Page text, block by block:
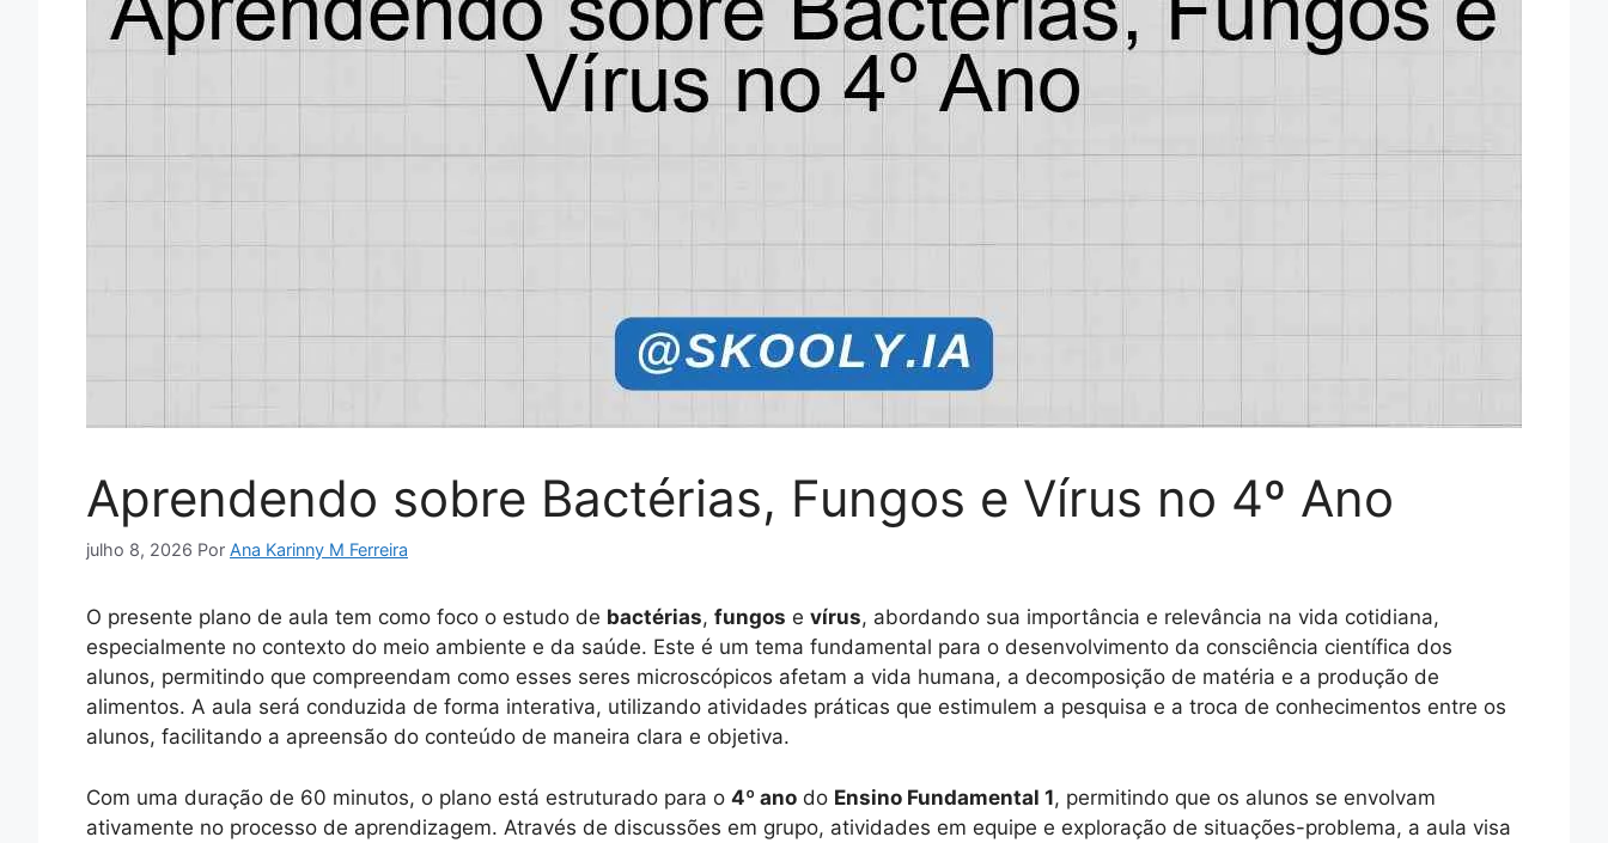
Aprendendo sobre Bactérias, Fungos e Vírus no 4º Ano
julho 8, 2026 Por Ana Karinny M Ferreira
O presente plano de aula tem como foco o estudo de bactérias, fungos e vírus, abordando sua importância e relevância na vida cotidiana,
especialmente no contexto do meio ambiente e da saúde. Este é um tema fundamental para o desenvolvimento da consciência científica dos
alunos, permitindo que compreendam como esses seres microscópicos afetam a vida humana, a decomposição de matéria e a produção de
alimentos. A aula será conduzida de forma interativa, utilizando atividades práticas que estimulem a pesquisa e a troca de conhecimentos entre os
alunos, facilitando a apreensão do conteúdo de maneira clara e objetiva.
Com uma duração de 60 minutos, o plano está estruturado para o 4º ano do Ensino Fundamental 1, permitindo que os alunos se envolvam
ativamente no processo de aprendizagem. Através de discussões em grupo, atividades em equipe e exploração de situações-problema, a aula visa